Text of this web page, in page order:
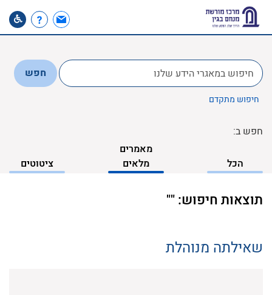
לחפש
ב:
חפש
חיפוש מתקדם
חפש ב:
הכל
מאמרים
מלאים
ציטוטים
תוצאות חיפוש: ""
שאילתה מנוהלת